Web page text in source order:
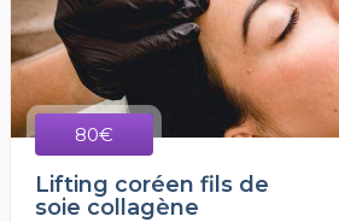
80€
Lifting coréen fils de
soie collagène